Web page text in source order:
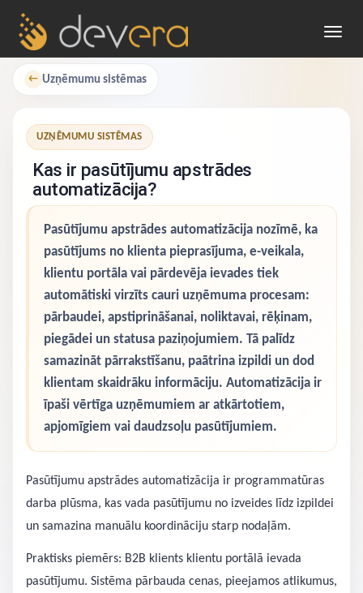
← Uzņēmumu sistēmas
UZŅĒMUMU SISTĒMAS
Kas ir pasūtījumu apstrādes
automatizācija?
Pasūtījumu apstrādes automatizācija nozīmē, ka
pasūtījums no klienta pieprasījuma, e-veikala,
klientu portāla vai pārdevēja ievades tiek
automātiski virzīts cauri uzņēmuma procesam:
pārbaudei, apstiprināšanai, noliktavai, rēķinam,
piegādei un statusa paziņojumiem. Tā palīdz
samazināt pārrakstīšanu, paātrina izpildi un dod
klientam skaidrāku informāciju. Automatizācija ir
īpaši vērtīga uzņēmumiem ar atkārtotiem,
apjomīgiem vai daudzsoļu pasūtījumiem.
Pasūtījumu apstrādes automatizācija ir programmatūras
darba plūsma, kas vada pasūtījumu no izveides līdz izpildei
un samazina manuālu koordināciju starp nodaļām.
Praktisks piemērs: B2B klients klientu portālā ievada
pasūtījumu. Sistēma pārbauda cenas, pieejamos atlikumus,